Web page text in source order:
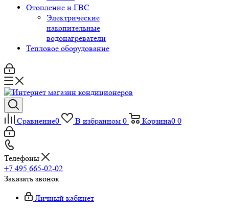
Отопление и ГВС
Электрические
накопительные
водонагреватели
Тепловое оборудование
Сравнение0 В избранном 0 Корзина0 0
Телефоны
+7 495 665-02-02
Заказать звонок
Личный кабинет